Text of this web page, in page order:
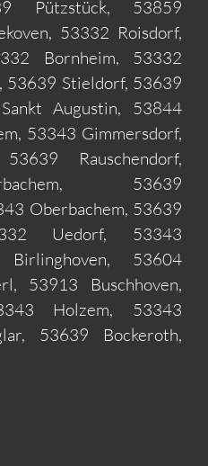
Pützstück, 53859
53332 Roisdorf,
Bornheim, 53332
53639 Stieldorf, 53639
Augustin, 53844
53343 Gimmersdorf,
Rauschendorf,
53639
Oberbachem, 53639
Uedorf, 53343
53604
53913 Buschhoven,
Holzem, 53343
53639 Bockeroth,